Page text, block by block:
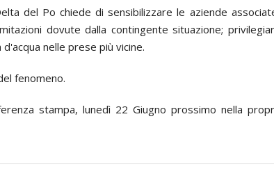
del Po chiede di sensibilizzare le aziende
dovute dalla contingente situazione;
nelle prese più vicine.
fenomeno.
stampa, lunedì 22 Giugno prossimo nella